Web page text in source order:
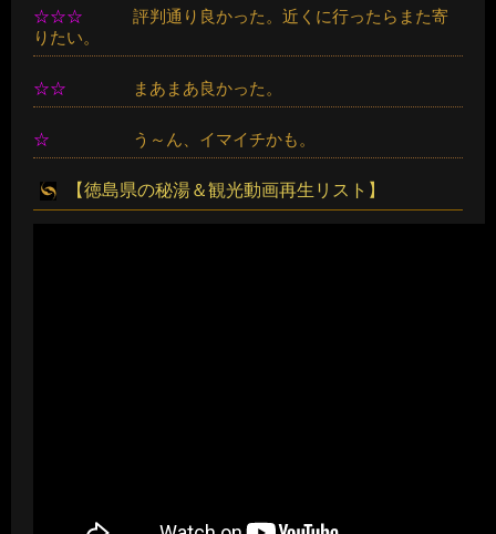
☆☆☆
評判通り良かった。近くに行ったらまた寄
りたい。
☆☆ まあまあ良かった。
☆ う～ん、イマイチかも。
【徳島県の秘湯＆観光動画再生リスト】